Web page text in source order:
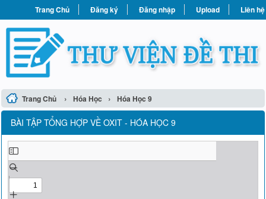
Trang Chủ Đăng ký Đăng nhập Upload Liên hệ
Trang Chủ › Hóa Học › Hóa Học 9
BÀI TẬP TỔNG HỢP VỀ OXIT - HÓA HỌC 9